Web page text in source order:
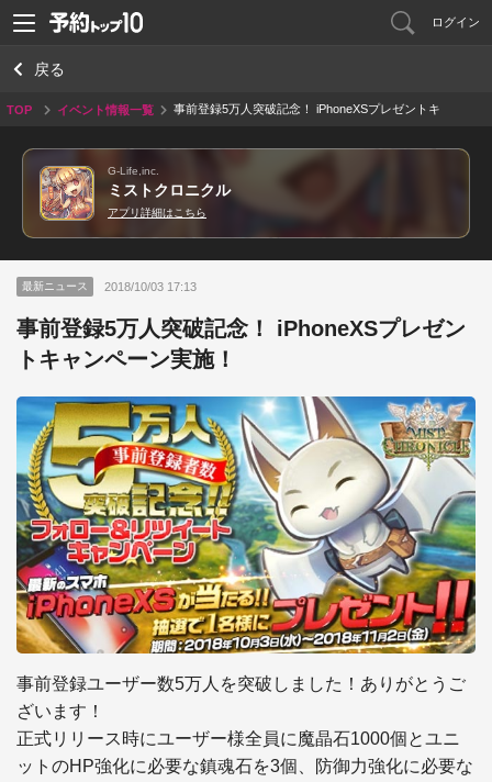
ログイン
戻る
TOP イベント情報一覧
事前登録5万人突破記念！ iPhoneXSプレゼントキ
G-Life,inc.
ミストクロニクル
アプリ詳細はこちら
最新ニュース 2018/10/03 17:13
事前登録5万人突破記念！ iPhoneXSプレゼン
トキャンペーン実施！
事前登録ユーザー数5万人を突破しました！ありがとうご
ざいます！
正式リリース時にユーザー様全員に魔晶石1000個とユニ
ットのHP強化に必要な鎮魂石を3個、防御力強化に必要な